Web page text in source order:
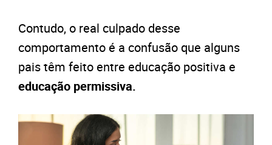
Contudo, o real culpado desse
comportamento é a confusão que alguns
pais têm feito entre educação positiva e
educação permissiva.